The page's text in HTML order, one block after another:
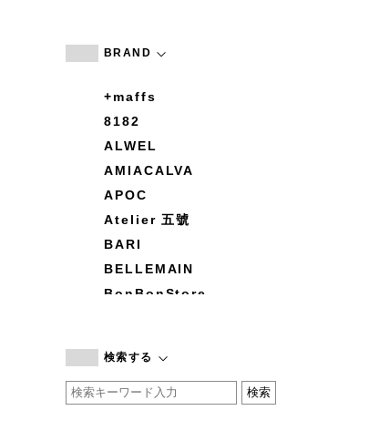
BRAND
+maffs
8182
ALWEL
AMIACALVA
APOC
Atelier 五號
BARI
BELLEMAIN
BonBonStore
by basics
CATWORTH
検索する